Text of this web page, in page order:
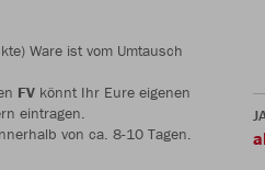
Ware ist vom Umtausch
FV könnt Ihr Eure eigenen
eintragen.
von ca. 8-10 Tagen.